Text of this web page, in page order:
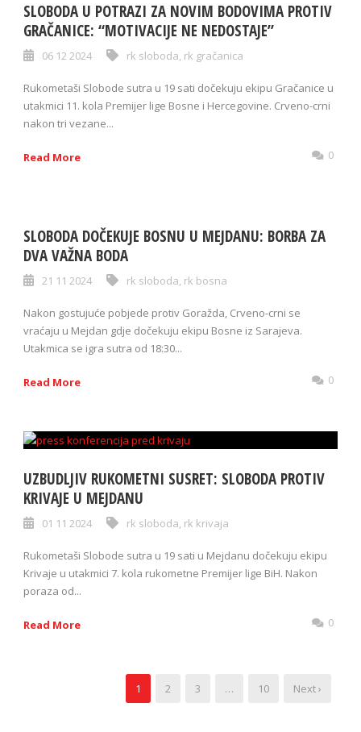
SLOBODA U POTRAZI ZA NOVIM BODOVIMA PROTIV
GRAČANICE: “MOTIVACIJE NE NEDOSTAJE”
06 12 2024 rk sloboda, rk gračanica
Rukometaši Slobode sutra u 19 sati dočekuju ekipu Gračanice u
utakmici 11. kola Premijer lige Bosne i Hercegovine. Crveno-crni
nakon tri vezane...
Read More 0
SLOBODA DOČEKUJE BOSNU U MEJDANU: BORBA ZA
DVA VAŽNA BODA
21 11 2024 rk sloboda, rk bosna
Nakon gostujuće pobjede protiv Goražda, Crveno-crni se
vraćaju u Mejdan gdje dočekuju ekipu Bosne iz Sarajeva.
Utakmica se igra sutra od 18:30...
Read More 0
UZBUDLJIV RUKOMETNI SUSRET: SLOBODA PROTIV
KRIVAJE U MEJDANU
01 11 2024 rk sloboda, rk krivaja
Rukometaši Slobode sutra u 19 sati u Mejdanu dočekuju ekipu
Krivaje u utakmici 7. kola rukometne Premijer lige BiH. Nakon
poraza od...
Read More 0
1 2 3 … 10 Next ›